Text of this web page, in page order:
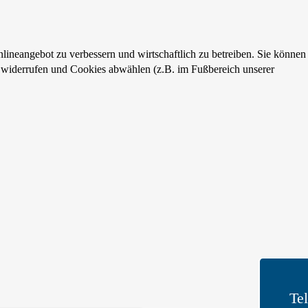
zu verbessern und wirtschaftlich zu betreiben. Sie können
und Cookies abwählen (z.B. im Fußbereich unserer